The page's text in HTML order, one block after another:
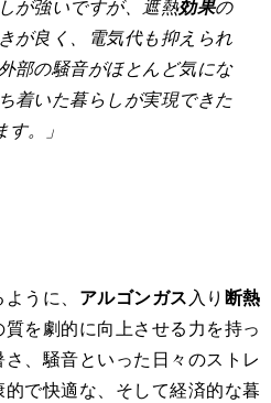
が強いですが、遮熱効果の
が良く、電気代も抑えられ
部の騒音がほとんど気にな
着いた暮らしが実現できた
。」
うに、 アルゴンガス 入り 断熱
を劇的に向上させる力を持っ
、騒音といった日々のストレ
で快適な、そして経済的な暮